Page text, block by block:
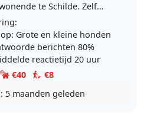
te Schilde. Zelf
hondjes in huis gehad,
mijn geboorte; Golden
Grote en kleine honden
berichten 80%
reactietijd 20 uur
€40
€8
5 maanden geleden